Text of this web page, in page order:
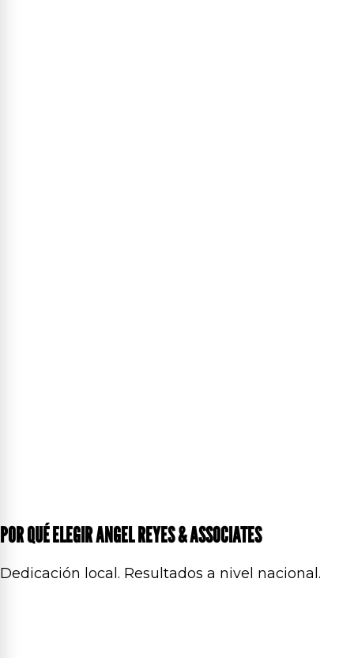
POR QUÉ ELEGIR ANGEL REYES & ASSOCIATES
Dedicación local. Resultados a nivel nacional.